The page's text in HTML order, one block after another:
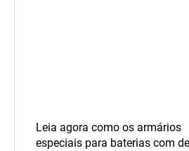
Leia agora como os armários
especiais para baterias com